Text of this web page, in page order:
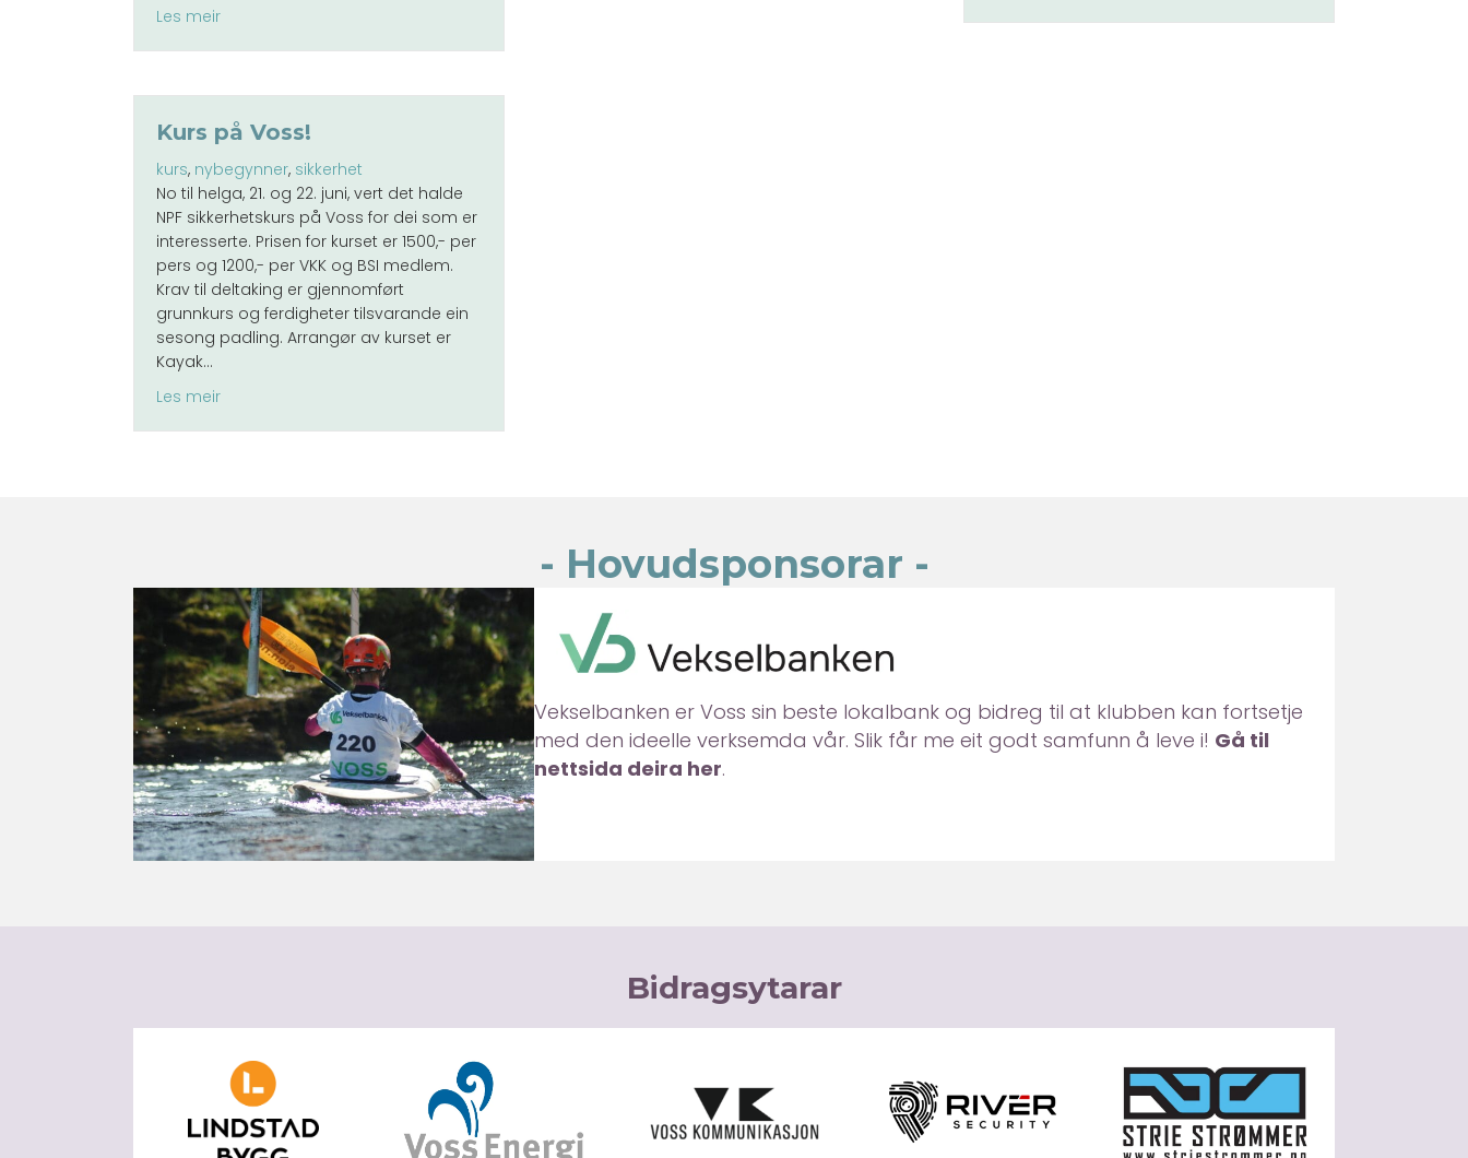
Les meirabout Foredrag av kiropraktor Pål Kristian Lindseth
Kurs på Voss!
kurs, nybegynner, sikkerhet
No til helga, 21. og 22. juni, vert det halde
NPF sikkerhetskurs på Voss for dei som er
interesserte. Prisen for kurset er 1500,- per
pers og 1200,- per VKK og BSI medlem.
Krav til deltaking er gjennomført
grunnkurs og ferdigheter tilsvarande ein
sesong padling. Arrangør av kurset er
Kayak…
Les meirabout Kurs på Voss!
- Hovudsponsorar -
Vekselbanken er Voss sin beste lokalbank og bidreg til at klubben kan fortsetje
med den ideelle verksemda vår. Slik får me eit godt samfunn å leve i! Gå til
nettsida deira her.
Bidragsytarar